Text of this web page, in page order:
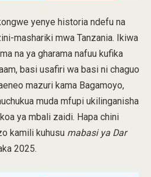
yenye historia ndefu na
mashariki mwa Tanzania. Ikiwa
na ya gharama nafuu kufika
basi usafiri wa basi ni chaguo
mazuri kama Bagamoyo,
muda mfupi ukilinganisha
ya mbali zaidi. Hapa chini
kamili kuhusu mabasi ya Dar
2025.